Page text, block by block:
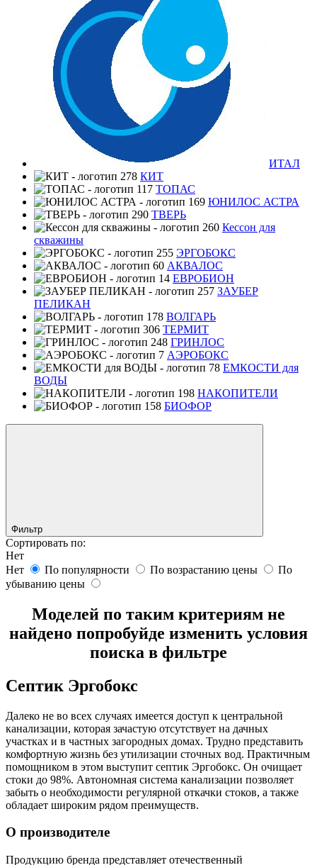
ИТАЛ
КИТ
ТОПАС
ЮНИЛОС АСТРА
ТВЕРЬ
Кессон для
скважины
ЭРГОБОКС
АКВАЛОС
ЕВРОБИОН
ЗАУБЕР
ПЕЛИКАН
ВОЛГАРЬ
ТЕРМИТ
ГРИНЛОС
АЭРОБОКС
ЕМКОСТИ для
ВОДЫ
НАКОПИТЕЛИ
БИОФОР
Фильтр
Сортировать по:
Нет
Нет
По популярности По возрастанию цены
По
убыванию цены
Моделей по таким критериям не
найдено попробуйде изменить условия
поиска в фильтре
Септик Эргобокс
Далеко не во всех случаях имеется доступ к центральной
канализации, которая зачастую отсутствует на дачных
участках и в частных загородных домах. Трудно представить
комфортную жизнь без утилизации сточных вод. Практичным
помощником в этом выступит септик Эргобокс. Он очищает
стоки до 98%. Автономная система канализации позволяет
забыть о необходимости регулярной откачки стоков, а также
обладает широким рядом преимуществ.
О производителе
Продукцию бренда представляет отечественный